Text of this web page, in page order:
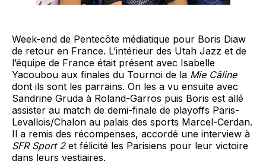
Week-end de Pentecôte médiatique pour Boris Diaw
de retour en France. L’intérieur des Utah Jazz et de
l’équipe de France était présent avec Isabelle
Yacoubou aux finales du Tournoi de la Mie Câline
dont ils sont les parrains. On les a vu ensuite avec
Sandrine Gruda à Roland-Garros puis Boris est allé
assister au match de demi-finale de playoffs Paris-
Levallois/Chalon au palais des sports Marcel-Cerdan.
Il a remis des récompenses, accordé une interview à
SFR Sport 2et félicité les Parisiens pour leur victoire
dans leurs vestiaires.